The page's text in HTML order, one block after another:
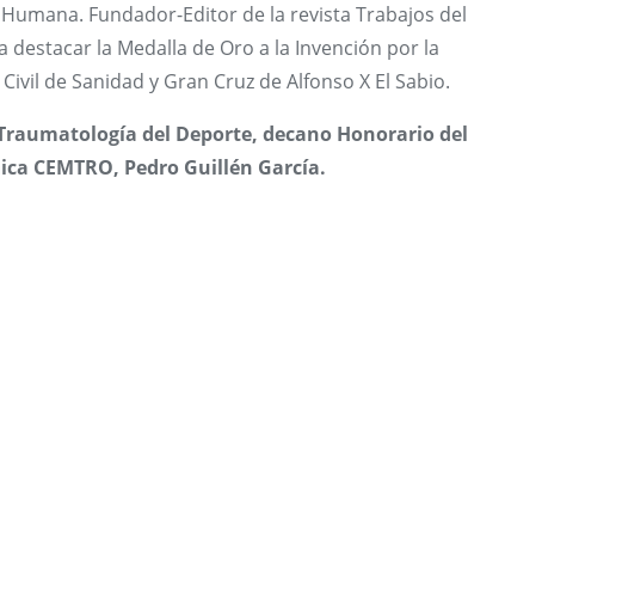
Fundador-Editor de la revista Trabajos del
la Medalla de Oro a la Invención por la
de Sanidad y Gran Cruz de Alfonso X El Sabio.
del Deporte, decano Honorario del
CEMTRO, Pedro Guillén García.